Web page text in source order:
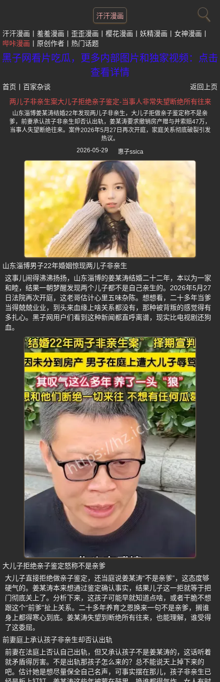
汗汗漫画
汗汗漫画 羞羞漫画 歪歪漫画 樱花漫画 妖精漫画
女神漫画
哔咔漫画
原创作者 热门话题
黑子网看片吃瓜，更多内部图片和独家视频：点击
查看详情
首页 百家杂谈
返回上页
两儿子非亲生案大儿子拒绝亲子鉴定-当事人非常失望断绝所有往来
山东淄博姜某涛结婚22年发现两儿子非亲生，大儿子拒做亲子鉴定称不是亲
爹，前妻承认孩子非亲生却否认出轨，姜某涛要求撤销房产赠与并索赔47万，
当事人失望断绝往来。案件2026年5月27日再次开庭，家庭关系彻底破裂引发
热议。
2026-05-29
惠子ssica
山东淄博男子22年婚姻惊现两儿子非亲生
这事儿闹得沸沸扬扬，山东淄博的姜某涛结婚二十二年，本以为一家
和睦，结果一朝梦醒发现两个儿子都不是自己亲生的。2026年5月27
日法院再次开庭，这老哥估计心里五味杂陈。想想看，二十多年当爹
当得兢兢业业，到头来血缘上啥关系都没有，那种被背叛的感觉得有
多扎心。黑子网用户们看到这种新闻都直呼离谱，现实比电视剧还狗
血。
大儿子拒绝亲子鉴定怒称不是亲爹
大儿子直接拒绝做亲子鉴定，还当庭说姜某涛“不是亲爹”，这态度够
硬气的。姜某涛本来想通过鉴定确认事实，结果儿子这一拒就等于把
门彻底关上了。分析下来，这孩子可能早就知道点啥，或者干脆不想
跟这个“前爹”扯上关系。二十多年养育之恩换来一句不是亲爹，搁谁
身上都得寒心到底。姜某涛失望到断绝所有往来，也能理解，谁受得
了这委屈。
前妻庭上承认孩子非亲生却否认出轨
前妻在法庭上否认自己出轨，但又承认孩子不是姜某涛的，这话听着
就矛盾得厉害。不是出轨那孩子怎么来的？总不能说天上掉下来的
吧。估计她是想尽量保全自己名声，可事实摆在那儿，孩子非亲生已